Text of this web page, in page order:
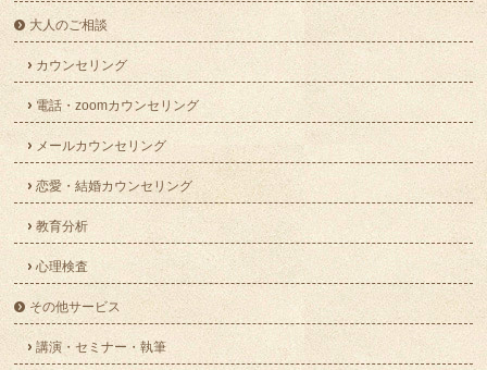
大人のご相談
カウンセリング
電話・zoomカウンセリング
メールカウンセリング
恋愛・結婚カウンセリング
教育分析
心理検査
その他サービス
講演・セミナー・執筆